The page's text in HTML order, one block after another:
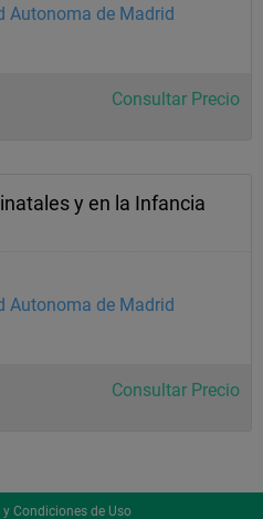
Autonoma de Madrid
Consultar Precio
y en la Infancia
Autonoma de Madrid
Consultar Precio
Condiciones de Uso